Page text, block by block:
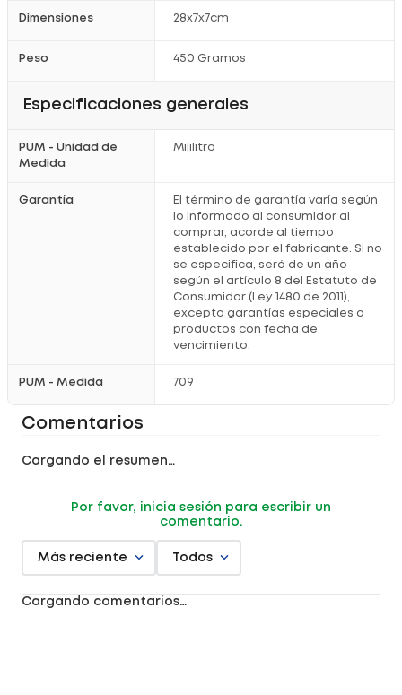
Dimensiones 28x7x7cm
Peso 450 Gramos
Especificaciones generales
PUM - Unidad de
Medida
Mililitro
Garantía
El término de garantía varía según
lo informado al consumidor al
comprar, acorde al tiempo
establecido por el fabricante. Si no
se especifica, será de un año
según el artículo 8 del Estatuto de
Consumidor (Ley 1480 de 2011),
excepto garantías especiales o
productos con fecha de
vencimiento.
PUM - Medida 709
Comentarios
Cargando el resumen…
Por favor, inicia sesión para escribir un
comentario.
Más reciente Todos
Cargando comentarios…